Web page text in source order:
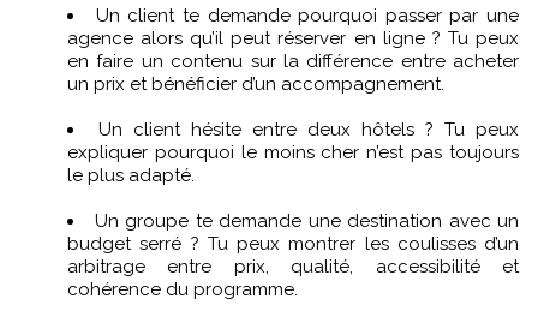
Un client te demande pourquoi passer par une
agence alors qu’il peut réserver en ligne ? Tu peux
en faire un contenu sur la différence entre acheter
un prix et bénéficier d’un accompagnement.
Un client hésite entre deux hôtels ? Tu peux
expliquer pourquoi le moins cher n’est pas toujours
le plus adapté.
Un groupe te demande une destination avec un
budget serré ? Tu peux montrer les coulisses d’un
arbitrage entre prix, qualité, accessibilité et
cohérence du programme.